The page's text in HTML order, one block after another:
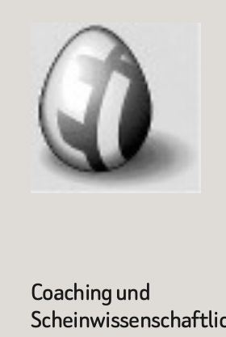
springen
Coaching und